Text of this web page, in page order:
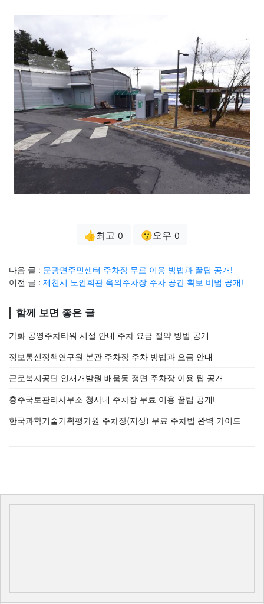
👍최고 0 😗오우 0
다음 글 : 문광면주민센터 주차장 무료 이용 방법과 꿀팁 공개!
이전 글 : 제천시 노인회관 옥외주차장 주차 공간 확보 비법 공개!
함께 보면 좋은 글
가화 공영주차타워 시설 안내 주차 요금 절약 방법 공개
정보통신정책연구원 본관 주차장 주차 방법과 요금 안내
근로복지공단 인재개발원 배움동 정면 주차장 이용 팁 공개
충주국토관리사무소 청사내 주차장 무료 이용 꿀팁 공개!
한국과학기술기획평가원 주차장(지상) 무료 주차법 완벽 가이드